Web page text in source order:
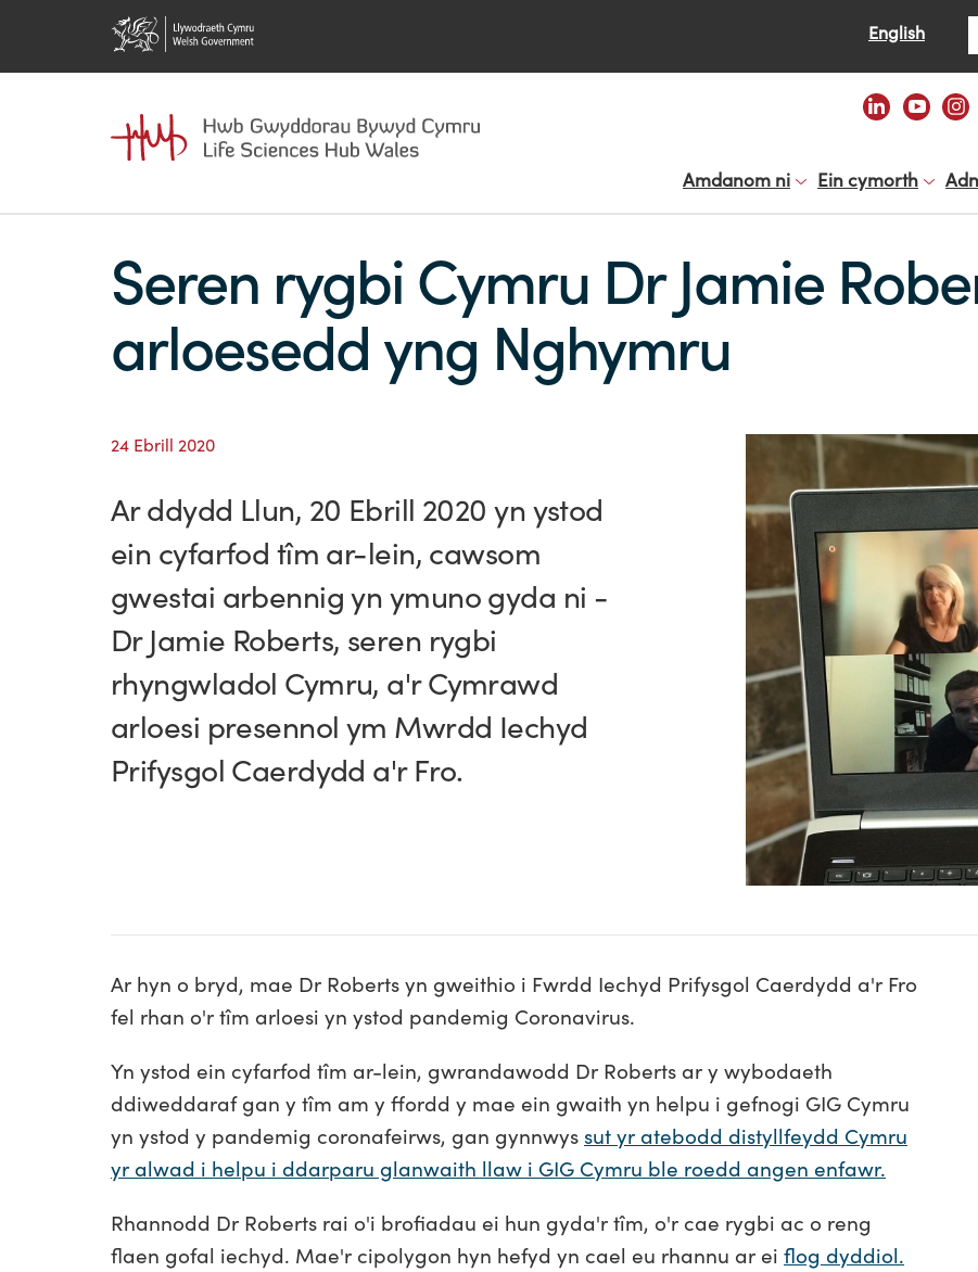
English
Amdanom ni Ein cymorth
Seren rygbi Cymru Dr Jamie
arloesedd yng Nghymru
24 Ebrill 2020
Ar ddydd Llun, 20 Ebrill 2020 yn ystod
ein cyfarfod tîm ar-lein, cawsom
gwestai arbennig yn ymuno gyda ni -
Dr Jamie Roberts, seren rygbi
rhyngwladol Cymru, a'r Cymrawd
arloesi presennol ym Mwrdd Iechyd
Prifysgol Caerdydd a'r Fro.
Ar hyn o bryd, mae Dr Roberts yn gweithio i Fwrdd Iechyd Prifysgol Caerdydd a'r Fro
fel rhan o'r tîm arloesi yn ystod pandemig Coronavirus.
Yn ystod ein cyfarfod tîm ar-lein, gwrandawodd Dr Roberts ar y wybodaeth
ddiweddaraf gan y tîm am y ffordd y mae ein gwaith yn helpu i gefnogi GIG Cymru
yn ystod y pandemig coronafeirws, gan gynnwys sut yr atebodd distyllfeydd Cymru
yr alwad i helpu i ddarparu glanwaith llaw i GIG Cymru ble roedd angen enfawr.
Rhannodd Dr Roberts rai o'i brofiadau ei hun gyda'r tîm, o'r cae rygbi ac o reng
flaen gofal iechyd. Mae'r cipolygon hyn hefyd yn cael eu rhannu ar ei flog dyddiol.